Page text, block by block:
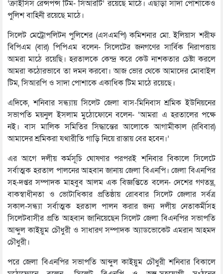
‘ক্রাইসিস রেন্সপন্স টিম- সিআরটি’ রয়েছে মাঠে। এছাড়া সাদা পোশাকেও
পুলিশ বাহিনী রয়েছে মাঠে।
সিলেট মেট্রোপলিটন পুলিশের (এসএমপি) কমিশনার মো. ইলিয়াস শরীফ
বিপিএম (বার) পিপিএম বলেন- সিলেটের জনগণের সার্বিক নিরাপত্তায়
আমরা মাঠে রয়েছি। হরতালকে কেন্দ্র করে কেউ নাশকতার চেষ্টা করলে
আমরা কঠোরভাবে তা দমন করবো। আজ ভোর থেকে আমাদের মোবাইল
টিম, সিআরপি ও সাদা পোশাকে একাধিক টিম মাঠে রয়েছে।
এদিকে, শনিবার সন্ধ্যায় সিলেট জেলা বাস-মিনিবাস শ্রমিক ইউনিয়নের
সভাপতি ময়নুল ইসলাম মুঠোফোনে বলেন- ‘আমরা এ হরতালের পক্ষে
নই। বাস মালিক সমিতির সিদ্ধান্তের আলোকে আগামীকাল (রবিবার)
আমাদের শ্রমিকরা যথারীতি গাড়ি নিয়ে রাস্তায় বের হবেন।’
এর আগে দলীয় কর্মসূচি ঘোষণার পরপরই শনিবার বিকালে সিলেটে
সর্বাত্মক হরতাল পালনের আহবান জানায় জেলা বিএনপি। জেলা বিএনপির
সহ-দপ্তর সম্পাদক মাহবুব আলম এক বিজ্ঞপ্তিতে বলেন- দেশের গণতন্ত্র,
বাকস্বাধীনতা ও ভোটাধিকার প্রতিষ্ঠায় রোববার সিলেট জেলার সর্বত্র
সকাল-সন্ধ্যা সর্বাত্মক হরতাল পালন করার জন্য দলীয় নেতাকর্মীসহ
সিলেটবাসীর প্রতি আহবান জানিয়েছেন সিলেট জেলা বিএনপির সভাপতি
আব্দুল কাইয়ুম চৌধুরী ও সাধারণ সম্পাদক অ্যাডভোকেট এমরান আহমদ
চৌধুরী।
পরে জেলা বিএনপির সভাপতি আব্দুল কাইয়ুম চৌধুরী শনিবার বিকালে